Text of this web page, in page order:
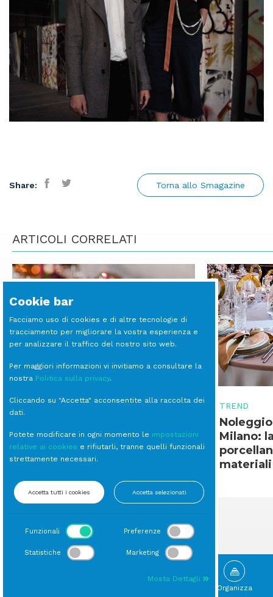
Share: Torna allo Smagazine
ARTICOLI CORRELATI
TREND
l'importanza di scegliere lo
stile giusto per il tuo
evento e come Smacrent
può aiutarti
TREND
Milano:
Organizza
Cookie bar
Facciamo uso di cookies e di altre tecnologie di
tracciamento per migliorare la vostra esperienza e
per analizzare il traffico del nostro sito web.
Per maggiori informazioni vi invitiamo a consultare la
nostra Politica sulla privacy.
Cliccando su "Accetta" acconsentite alla raccolta dei
dati.
Potete modificare in ogni momento le impostazioni
relative ai cookies e rifiutarli, tranne quelli funzionali
strettamente necessari.
Accetta tutti i cookies Accetta selezionati
Funzionali Preferenze
Statistiche Marketing
Mosta Dettagli